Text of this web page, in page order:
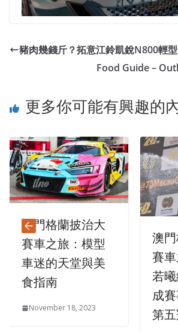
豬肉幾錢斤？拓意江鈴凱銳N800輕
Food Guide –
更多你可能有興趣的
澳門格蘭披治大
賽車之旅：模型
車迷的天堂與美
食指南
November 18, 2023
澳
賽
若
成
第